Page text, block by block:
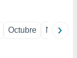
Octubre